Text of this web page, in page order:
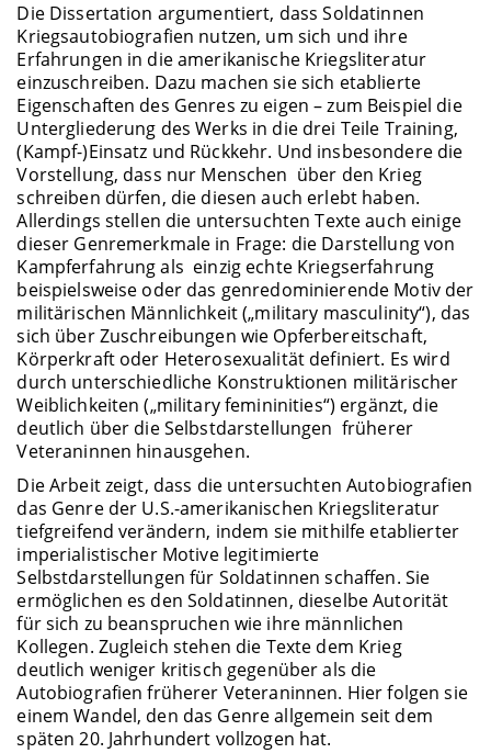
Die Dissertation argumentiert, dass Soldatinnen
Kriegsautobiografien nutzen, um sich und ihre
Erfahrungen in die amerikanische Kriegsliteratur
einzuschreiben. Dazu machen sie sich etablierte
Eigenschaften des Genres zu eigen – zum Beispiel die
Untergliederung des Werks in die drei Teile Training,
(Kampf-)Einsatz und Rückkehr. Und insbesondere die
Vorstellung, dass nur Menschen über den Krieg
schreiben dürfen, die diesen auch erlebt haben.
Allerdings stellen die untersuchten Texte auch einige
dieser Genremerkmale in Frage: die Darstellung von
Kampferfahrung als einzig echte Kriegserfahrung
beispielsweise oder das genredominierende Motiv der
militärischen Männlichkeit („military masculinity“), das
sich über Zuschreibungen wie Opferbereitschaft,
Körperkraft oder Heterosexualität definiert. Es wird
durch unterschiedliche Konstruktionen militärischer
Weiblichkeiten („military femininities“) ergänzt, die
deutlich über die Selbstdarstellungen früherer
Veteraninnen hinausgehen.
Die Arbeit zeigt, dass die untersuchten Autobiografien
das Genre der U.S.-amerikanischen Kriegsliteratur
tiefgreifend verändern, indem sie mithilfe etablierter
imperialistischer Motive legitimierte
Selbstdarstellungen für Soldatinnen schaffen. Sie
ermöglichen es den Soldatinnen, dieselbe Autorität
für sich zu beanspruchen wie ihre männlichen
Kollegen. Zugleich stehen die Texte dem Krieg
deutlich weniger kritisch gegenüber als die
Autobiografien früherer Veteraninnen. Hier folgen sie
einem Wandel, den das Genre allgemein seit dem
späten 20. Jahrhundert vollzogen hat.